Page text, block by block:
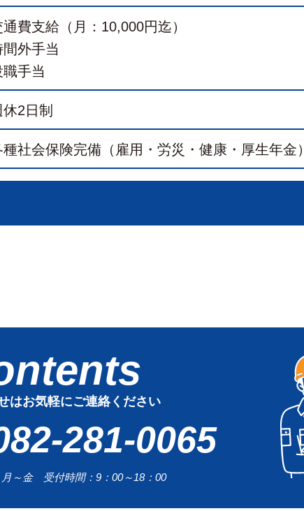
通費支給（月：10,000円迄）
間外手当
職手当
休2日制
種社会保険完備（雇用・労災・健康・厚生年金）
はお気軽にご連絡ください
281-0065
月～金 受付時間：9：00～18：00